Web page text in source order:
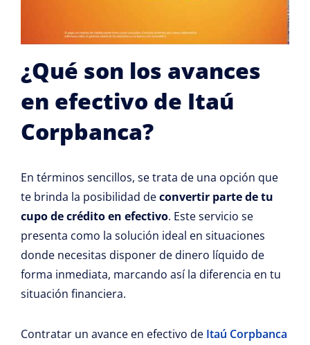
¿Qué son los avances
en efectivo de Itaú
Corpbanca?
En términos sencillos, se trata de una opción que
te brinda la posibilidad deconvertir parte de tu
cupo de crédito en efectivo. Este servicio se
presenta como la solución ideal en situaciones
donde necesitas disponer de dinero líquido de
forma inmediata, marcando así la diferencia en tu
situación financiera.
Contratar un avance en efectivo de Itaú Corpbanca